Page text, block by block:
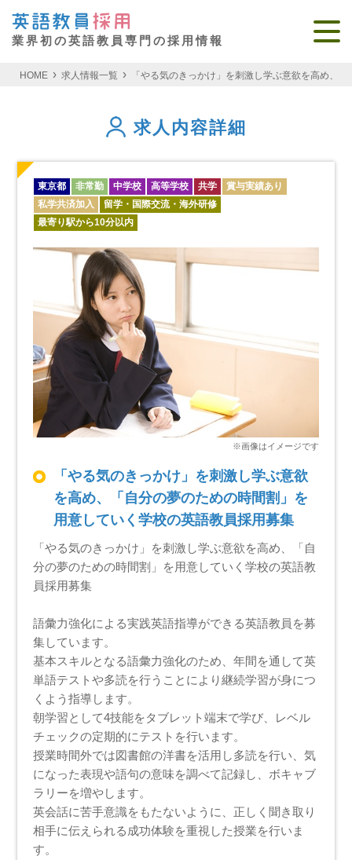
業界初の英語教員専門の採用情報
HOME 求人情報一覧 「やる気のきっかけ」を刺激し学ぶ意欲を高め
求人内容詳細
東京都 非常勤 中学校 高等学校 共学
賞与実績あり
私学共済加入
留学・国際交流・海外研修
最寄り駅から10分以内
「やる気のきっかけ」を刺激し学ぶ意欲
を高め、「自分の夢のための時間割」を
用意していく学校の英語教員採用募集
「やる気のきっかけ」を刺激し学ぶ意欲を高め、「自
分の夢のための時間割」を用意していく学校の英語教
員採用募集
語彙力強化による実践英語指導ができる英語教員を募
集しています。
基本スキルとなる語彙力強化のため、年間を通して英
単語テストや多読を行うことにより継続学習が身につ
くよう指導します。
朝学習として4技能をタブレット端末で学び、レベル
チェックの定期的にテストを行います。
授業時間外では図書館の洋書を活用し多読を行い、気
になった表現や語句の意味を調べて記録し、ボキャブ
ラリーを増やします。
英会話に苦手意識をもたないように、正しく聞き取り
相手に伝えられる成功体験を重視した授業を行いま
す。